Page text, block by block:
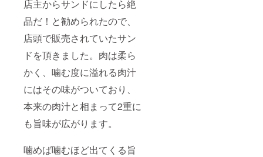
店主からサンドにしたら絶
品だ！と勧められたので、
店頭で販売されていたサン
ドを頂きました。肉は柔ら
かく、噛む度に溢れる肉汁
にはその味がついており、
本来の肉汁と相まって2重に
も旨味が広がります。
噛めば噛むほど出てくる旨